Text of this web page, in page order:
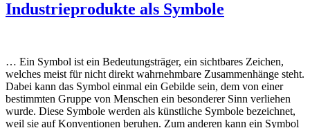
Industrieprodukte als Symbole
… Ein Symbol ist ein Bedeutungsträger, ein sichtbares Zeichen,
welches meist für nicht direkt wahrnehmbare Zusammenhänge steht.
Dabei kann das Symbol einmal ein Gebilde sein, dem von einer
bestimmten Gruppe von Menschen ein besonderer Sinn verliehen
wurde. Diese Symbole werden als künstliche Symbole bezeichnet,
weil sie auf Konventionen beruhen. Zum anderen kann ein Symbol